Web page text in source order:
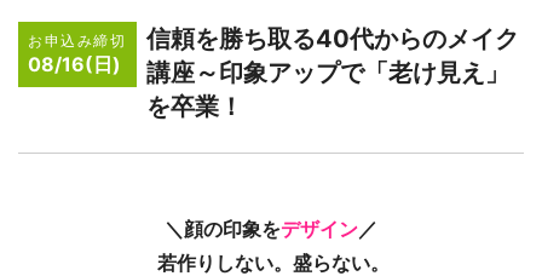
お申込み締切
08/16(日)
信頼を勝ち取る40代からのメイク
講座～印象アップで「老け見え」
を卒業！
＼顔の印象をデザイン／
若作りしない。盛らない。